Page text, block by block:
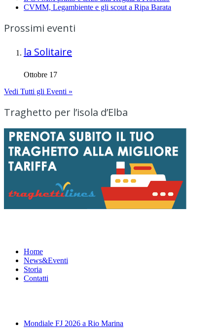
CVMM, Legambiente e gli scout a Ripa Barata
Prossimi eventi
la Solitaire
Ottobre 17
Vedi Tutti gli Eventi »
Traghetto per l’isola d’Elba
Home
News&Eventi
Storia
Contatti
Mondiale FJ 2026 a Rio Marina